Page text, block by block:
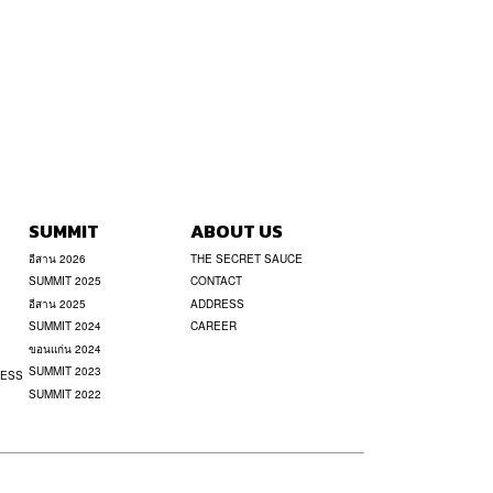
SUMMIT
อีสาน 2026
SUMMIT 2025
อีสาน 2025
SUMMIT 2024
ขอนแก่น 2024
SUMMIT 2023
SUMMIT 2022
ABOUT US
THE SECRET SAUCE
CONTACT
ADDRESS
CAREER